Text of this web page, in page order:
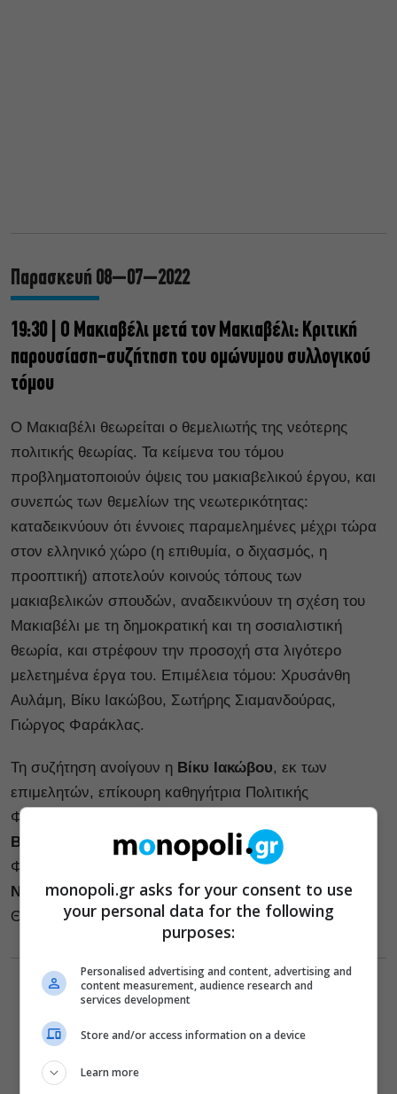
Παρασκευή 08–07–2022
19:30 | Ο Μακιαβέλι μετά τον Μακιαβέλι: Κριτική
παρουσίαση-συζήτηση του ομώνυμου συλλογικού
τόμου
Ο Μακιαβέλι θεωρείται ο θεμελιωτής της νεότερης
πολιτικής θεωρίας. Τα κείμενα του τόμου
προβληματοποιούν όψεις του μακιαβελικού έργου, και
συνεπώς των θεμελίων της νεωτερικότητας:
καταδεικνύουν ότι έννοιες παραμελημένες μέχρι τώρα
στον ελληνικό χώρο (η επιθυμία, ο διχασμός, η
προοπτική) αποτελούν κοινούς τόπους των
μακιαβελικών σπουδών, αναδεικνύουν τη σχέση του
Μακιαβέλι με τη δημοκρατική και τη σοσιαλιστική
θεωρία, και στρέφουν την προσοχή στα λιγότερο
μελετημένα έργα του. Επιμέλεια τόμου: Χρυσάνθη
Αυλάμη, Βίκυ Ιακώβου, Σωτήρης Σιαμανδούρας,
Γιώργος Φαράκλας.
Τη συζήτηση ανοίγουν η Βίκυ Ιακώβου, εκ των
επιμελητών, επίκουρη καθηγήτρια Πολιτικής
Φιλοσοφίας στο Πανεπιστήμιο Αιγαίου, η
Βάκη
, αναπληρώτρια καθηγήτρια Ιστορίας της
Φιλοσοφίας στο Ιόνιο Πανεπιστήμιο, και ο
Νουτσόπουλος, αναπληρωτής καθηγητής Πολιτικής
Θεωρίας στο Πανεπιστήμιο Κρήτης.
monopoli.gr asks for your consent to use
your personal data for the following
purposes:
Personalised advertising and content, advertising and
content measurement, audience research and
services development
Store and/or access information on a device
Learn more